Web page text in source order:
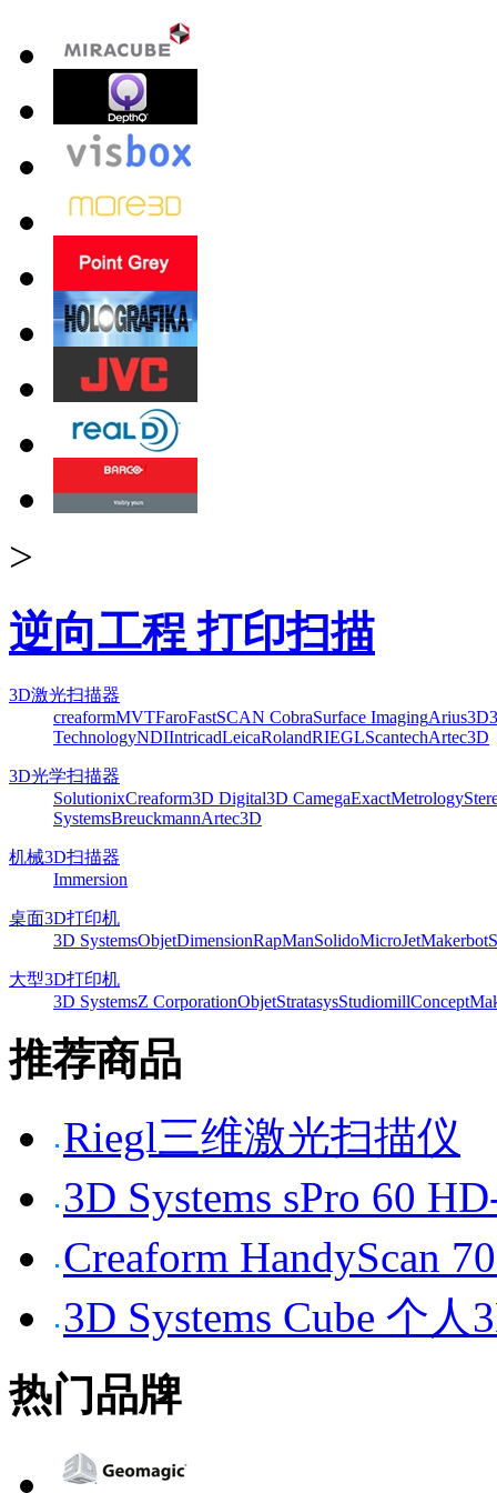
>
逆向工程 打印扫描
3D激光扫描器
creaformMVTFaroFastSCAN CobraSurface ImagingArius3D
TechnologyNDIIntricadLeicaRolandRIEGLScantechArtec3D
3D光学扫描器
SolutionixCreaform3D Digital3D CamegaExactMetrology
SystemsBreuckmannArtec3D
机械3D扫描器
Immersion
桌面3D打印机
3D SystemsObjetDimensionRapManSolidoMicroJetMakerbot
大型3D打印机
3D SystemsZ CorporationObjetStratasysStudiomillConcept
推荐商品
Riegl三维激光扫描仪
3D Systems sPro 60
Creaform HandyScan
3D Systems Cube 个人
热门品牌